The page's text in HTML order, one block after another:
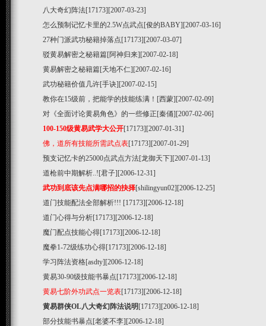
八大奇幻阵法[17173][2007-03-23]
怎么预制记忆卡里的2.5W点武点[俊的BABY][2007-03-16]
27种门派武功秘籍掉落点[17173][2007-03-07]
驳黄易解密之秘籍篇[阿神归来][2007-02-18]
黄易解密之秘籍篇[天地不仁][2007-02-16]
武功秘籍价值几许[手诀][2007-02-15]
教你在15级前，把能学的技能练满！ [西蒙][2007-02-09]
对《全面讨论黄易角色》的一些修正[秦俑][2007-02-06]
100-150级黄易武学大公开[17173][2007-01-31]
佛，道所有技能所需武点表[17173][2007-01-29]
预支记忆卡的25000点武点方法[龙御天下][2007-01-13]
道枪前中期解析..![君子][2006-12-31]
武功到底该先点满哪招的抉择[shilingyun02][2006-12-25]
道门技能配法全部解析!!! [17173][2006-12-18]
道门心得与分析[17173][2006-12-18]
魔门配点技能心得[17173][2006-12-18]
魔拳1-72级练功心得[17173][2006-12-18]
学习阵法资格[asdty][2006-12-18]
黄易30-90级技能书暴点[17173][2006-12-18]
黄易七阶外功武点一览表[17173][2006-12-18]
黄易群侠OL八大奇幻阵法说明 [17173][2006-12-18]
部分技能书暴点[老婆不李][2006-12-18]